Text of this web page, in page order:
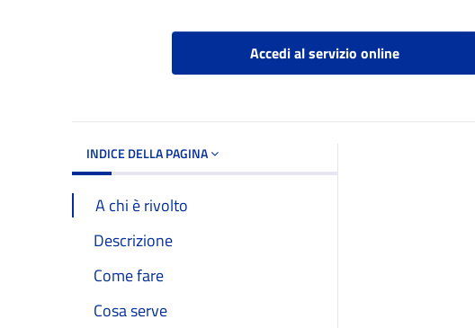
Accedi al servizio online
INDICE DELLA PAGINA
A chi è rivolto
Descrizione
Come fare
Cosa serve